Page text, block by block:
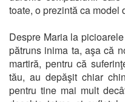
toate, o prezintă ca model
Despre Maria la
pătruns inima ta, aşa că
martiră, pentru că
tău, au depăşit chiar
pentru tine mai mult